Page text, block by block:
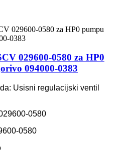
029600-0580 za HP0
094000-0383
Usisni regulacijski ventil
0580
0580